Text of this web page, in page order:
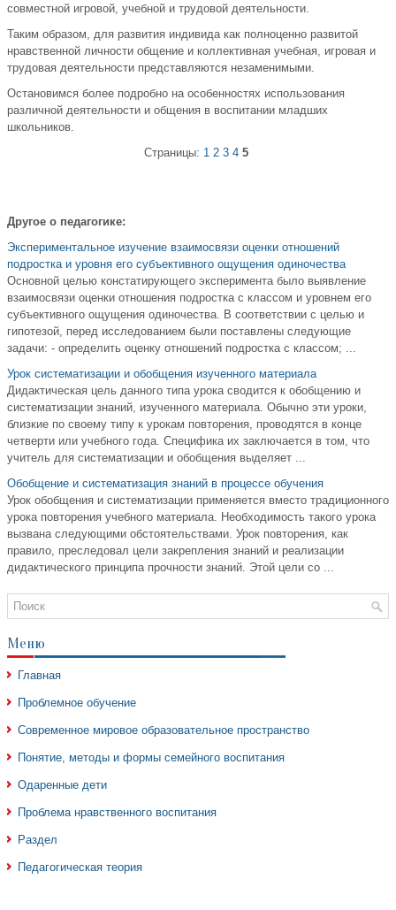
совместной игровой, учебной и трудовой деятельности.
Таким образом, для развития индивида как полноценно развитой
нравственной личности общение и коллективная учебная, игровая и
трудовая деятельности представляются незаменимыми.
Остановимся более подробно на особенностях использования
различной деятельности и общения в воспитании младших
школьников.
Страницы: 1 2 3 4 5
Другое о педагогике:
Экспериментальное изучение взаимосвязи оценки отношений
подростка и уровня его субъективного ощущения одиночества
Основной целью констатирующего эксперимента было выявление
взаимосвязи оценки отношения подростка с классом и уровнем его
субъективного ощущения одиночества. В соответствии с целью и
гипотезой, перед исследованием были поставлены следующие
задачи: - определить оценку отношений подростка с классом; ...
Урок систематизации и обобщения изученного материала
Дидактическая цель данного типа урока сводится к обобщению и
систематизации знаний, изученного материала. Обычно эти уроки,
близкие по своему типу к урокам повторения, проводятся в конце
четверти или учебного года. Специфика их заключается в том, что
учитель для систематизации и обобщения выделяет ...
Обобщение и систематизация знаний в процессе обучения
Урок обобщения и систематизации применяется вместо традиционного
урока повторения учебного материала. Необходимость такого урока
вызвана следующими обстоятельствами. Урок повторения, как
правило, преследовал цели закрепления знаний и реализации
дидактического принципа прочности знаний. Этой цели со ...
Меню
Главная
Проблемное обучение
Современное мировое образовательное пространство
Понятие, методы и формы семейного воспитания
Одаренные дети
Проблема нравственного воспитания
Раздел
Педагогическая теория